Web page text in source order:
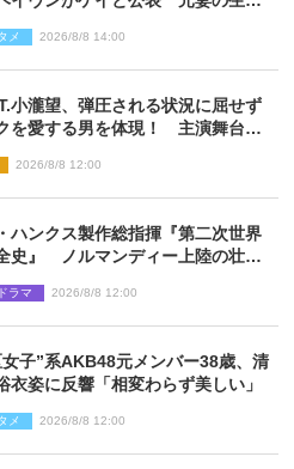
メ 2026/8/8 14:00
小瀧望、弾圧される状況に屈せず
を愛する男を体現！ 主演舞台
2026/8/8 12:00
ハンクス製作総指揮『第二次世界
史』 ノルマンディー上陸の壮絶
ラマ 2026/8/8 12:00
女子”系AKB48元メンバー38歳、清
衣姿に反響「相変わらず美しい」
メ 2026/8/8 12:00